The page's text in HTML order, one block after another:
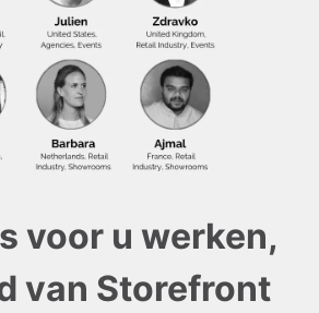
voor u werken,
van Storefront